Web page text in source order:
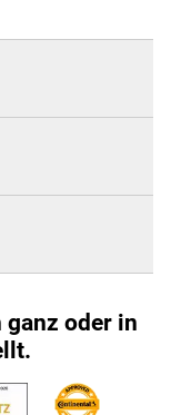
oder in